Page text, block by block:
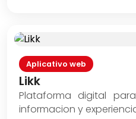
Aplicativo web
Likk
Plataforma digital
informacion y